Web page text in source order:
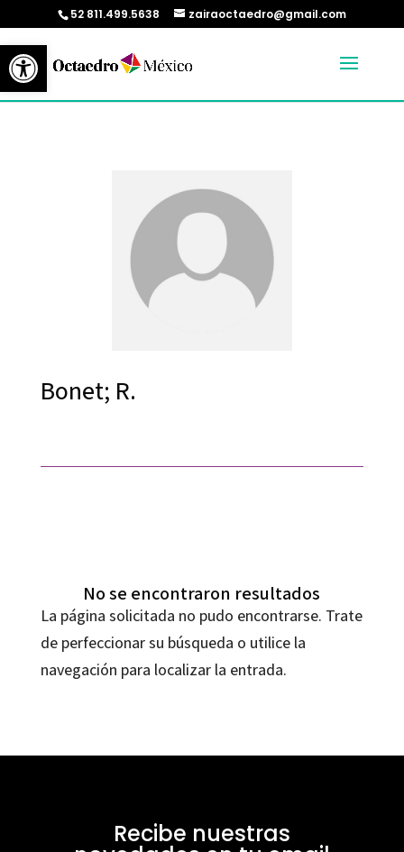
Abrir barra de herramientas
52 811.499.5638 zairaoctaedro@gmail.com
Bonet; R.
No se encontraron resultados
La página solicitada no pudo encontrarse. Trate
de perfeccionar su búsqueda o utilice la
navegación para localizar la entrada.
Recibe nuestras